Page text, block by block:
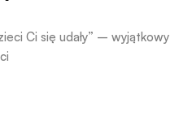
Ci się udały” – wyjątkowy